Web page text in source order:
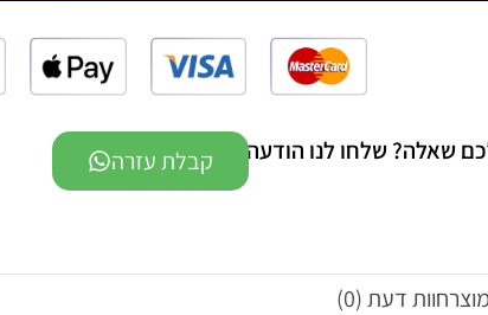
שאלה? שלחו לנו הודעה - קבלת עזרה
חוות דעת (0)